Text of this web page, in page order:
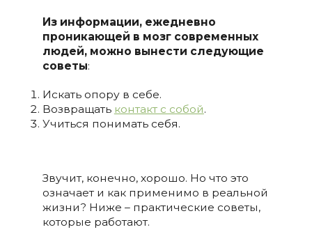
Из информации, ежедневно
проникающей в мозг современных
людей, можно вынести следующие
советы:
Искать опору в себе.
Возвращать контакт с собой.
Учиться понимать себя.
Звучит, конечно, хорошо. Но что это
означает и как применимо в реальной
жизни? Ниже – практические советы,
которые работают.